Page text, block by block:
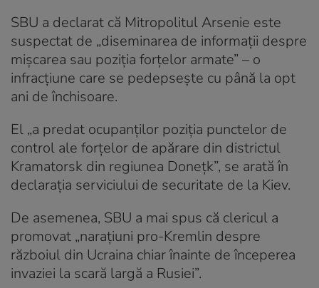
SBU a declarat că Mitropolitul Arsenie este
suspectat de „diseminarea de informații despre
mișcarea sau poziția forțelor armate” – o
infracțiune care se pedepsește cu până la opt
ani de închisoare.
El „a predat ocupanților poziția punctelor de
control ale forțelor de apărare din districtul
Kramatorsk din regiunea Donețk”, se arată în
declarația serviciului de securitate de la Kiev.
De asemenea, SBU a mai spus că clericul a
promovat „narațiuni pro-Kremlin despre
războiul din Ucraina chiar înainte de începerea
invaziei la scară largă a Rusiei”.